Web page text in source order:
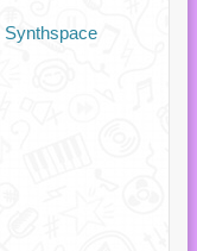
Synthspace